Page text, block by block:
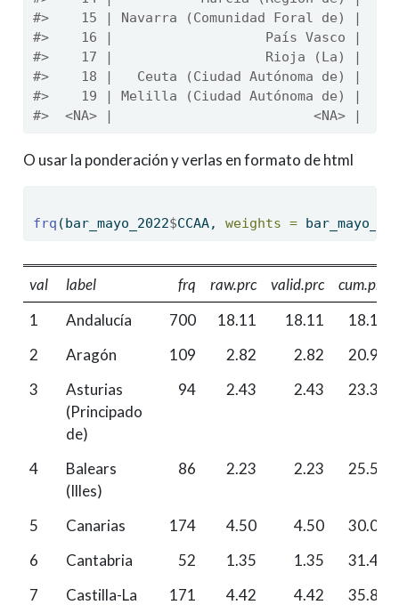
#>    15 | Navarra (Comunidad Foral de) |
#>    16 |                   País Vasco |
#>    17 |                   Rioja (La) |   79
#>    18 |   Ceuta (Ciudad Autónoma de) |
#>    19 | Melilla (Ciudad Autónoma de) |
#>  <NA> |                         <NA> |    0
O usar la ponderación y verlas en formato de html
frq (bar_mayo_2022$CCAA, weights =
val label frq raw.prc valid.prc
cum.prc
1
Andalucía 700 18.11 18.11
18.11
2
Aragón 109 2.82 2.82
20.93
3
Asturias
(Principado
de)
94 2.43 2.43 23.36
4
Balears
(Illes)
86 2.23 2.23 25.59
5 Canarias 174 4.50 4.50
30.09
6
Cantabria 52 1.35 1.35
31.44
7
Castilla-La
171 4.42 4.42 35.86